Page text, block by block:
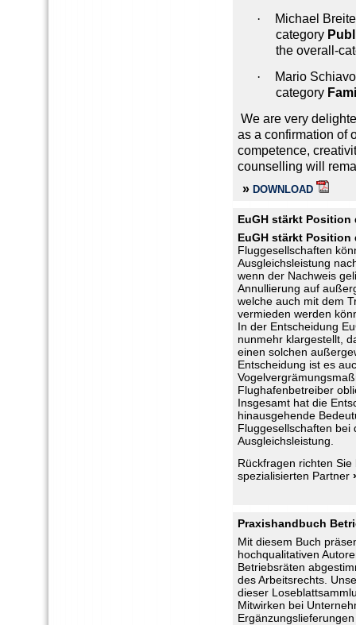
·
Michael
category
the overall-
·
Mario
category
We are very
as a confirmation of
competence,
counselling will
» DOWNLOAD
EuGH stärkt
EuGH stärkt
Fluggesellschaften
Ausgleichsleistung
wenn der Nachweis
Annullierung auf
welche auch mit dem
vermieden werden
In der Entscheidung
nunmehr klargestellt,
einen solchen
Entscheidung ist es
Flughafenbetreiber
Insgesamt hat die
hinausgehende
Fluggesellschaften bei
Ausgleichsleistung.
Rückfragen richten
spezialisierten Partner
Praxishandbuch
Mit diesem Buch
hochqualitativen
Betriebsräten
des Arbeitsrechts.
dieser
Mitwirken bei